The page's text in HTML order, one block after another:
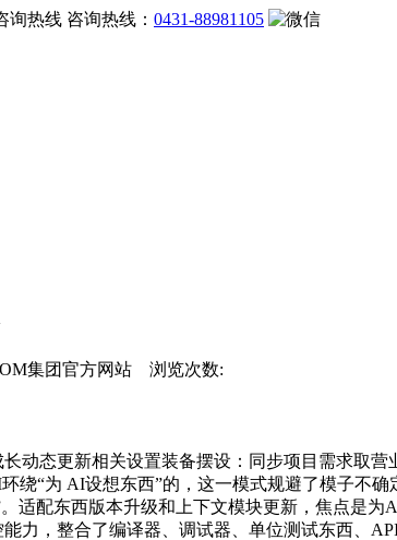
咨询热线： 0431-88981105
集团官方网站 浏览次数:
态更新相关设置装备摆设：同步项目需求取营
绕“为 AI设想东西”的，这一模式规避了模子不
适配东西版本升级和上下文模块更新，焦点是
力，整合了编译器、调试器、单位测试东西、